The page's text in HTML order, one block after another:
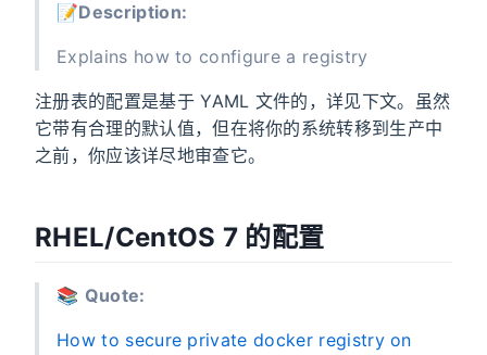
📝Description:
Explains how to configure a registry
注册表的配置是基于 YAML 文件的，详见下文。虽然
它带有合理的默认值，但在将你的系统转移到生产中
之前，你应该详尽地审查它。
RHEL/CentOS 7 的配置
📚 Quote:
How to secure private docker registry on